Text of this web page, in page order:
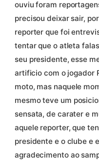
ouviu foram
precisou deixar sair,
reporter que foi
tentar que o atleta
seu presidente, esse
artificio com o jogador
moto, mas naquele
mesmo teve um
sensata, de carater e
aquele reporter, que
presidente e o clube e
agradecimento ao